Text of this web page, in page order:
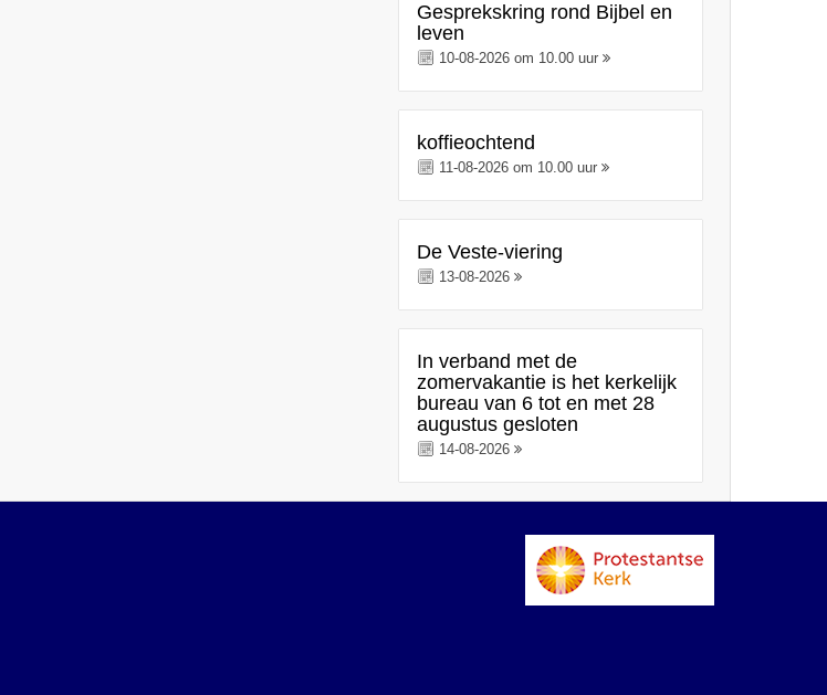
Gesprekskring rond Bijbel en
leven
10-08-2026 om 10.00 uur
koffieochtend
11-08-2026 om 10.00 uur
De Veste-viering
13-08-2026
In verband met de
zomervakantie is het kerkelijk
bureau van 6 tot en met 28
augustus gesloten
14-08-2026